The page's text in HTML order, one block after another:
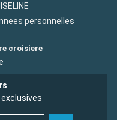
personnelles
croisiere